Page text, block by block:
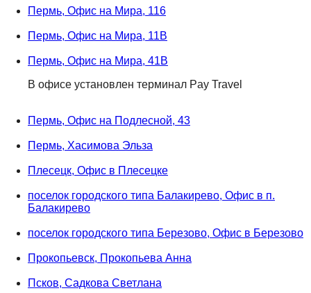
Пермь, Офис на Мира, 116
Пермь, Офис на Мира, 11В
Пермь, Офис на Мира, 41В
В офисе установлен терминал Pay Travel
Пермь, Офис на Подлесной, 43
Пермь, Хасимова Эльза
Плесецк, Офис в Плесецке
поселок городского типа Балакирево, Офис в п.
Балакирево
поселок городского типа Березово, Офис в Березово
Прокопьевск, Прокопьева Анна
Псков, Садкова Светлана